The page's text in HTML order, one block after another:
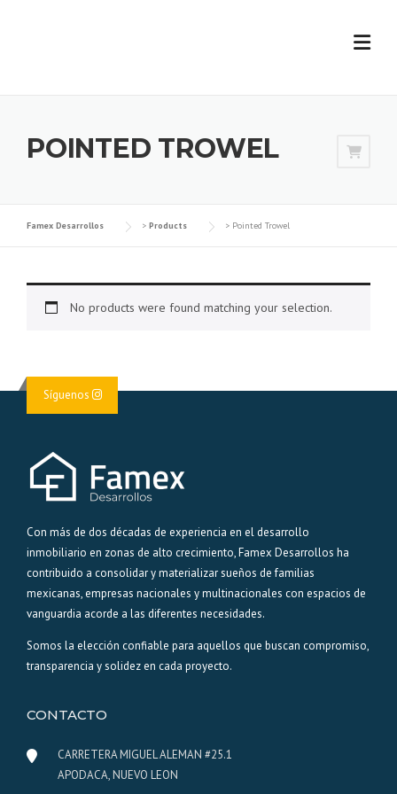
POINTED TROWEL
Famex Desarrollos > Products > Pointed Trowel
No products were found matching your selection.
Síguenos
Con más de dos décadas de experiencia en el desarrollo
inmobiliario en zonas de alto crecimiento, Famex Desarrollos ha
contribuido a consolidar y materializar sueños de familias
mexicanas, empresas nacionales y multinacionales con espacios de
vanguardia acorde a las diferentes necesidades.
Somos la elección confiable para aquellos que buscan compromiso,
transparencia y solidez en cada proyecto.
CONTACTO
CARRETERA MIGUEL ALEMAN #25.1
APODACA, NUEVO LEON